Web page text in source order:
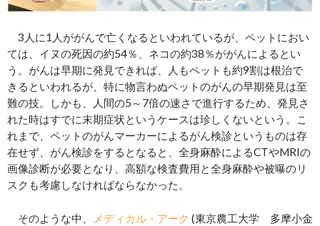
3人に1人ががんで亡くなるといわれているが、ペットにおい
ては、イヌの死因の約54％、ネコの約38％ががんによるとい
う。がんは早期に発見できれば、人もペットも約9割は根治で
きるといわれるが、特に物言わぬペットのがんの早期発見は至
難の技。しかも、人間の5～7倍の速さで進行するため、発見さ
れた時はすでに末期症状というケースは珍しくないという。こ
れまで、ペットのがんマーカーによるがん検診というものは存
在せず、がん検診をするとなると、全身麻酔によるCTやMRIの
画像診断が必要となり、高額な検査費用と全身麻酔や被曝のリ
スクも考慮しなければならなかった。
そのような中、 メディカル・アーク (東京農工大学 多摩小金